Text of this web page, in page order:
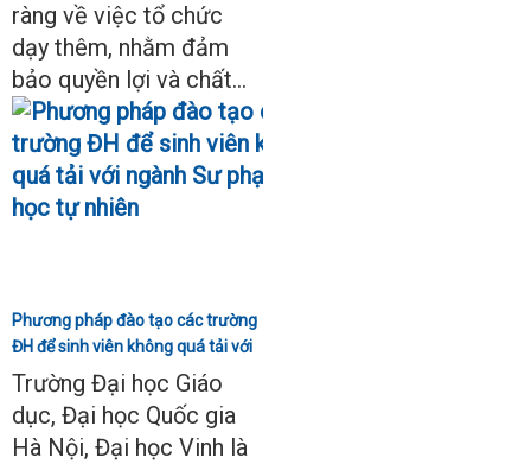
ràng về việc tổ chức
dạy thêm, nhằm đảm
bảo quyền lợi và chất...
Phương pháp đào tạo các trường
ĐH để sinh viên không quá tải với
ngành Sư phạm Khoa học tự
nhiên
Trường Đại học Giáo
dục, Đại học Quốc gia
Hà Nội, Đại học Vinh là